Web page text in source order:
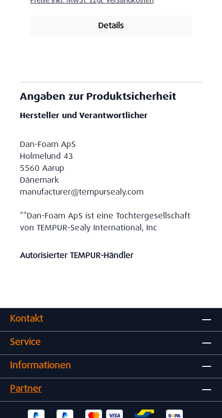
Details
Angaben zur Produktsicherheit
Hersteller und Verantwortlicher
Dan-Foam ApS
Holmelund 43
5560 Aarup
Dänemark
manufacturer@tempursealy.com
**Dan-Foam ApS ist eine Tochtergesellschaft
von TEMPUR-Sealy International, Inc
Autorisierter TEMPUR-Händler
Kontakt
Service
Informationen
Partner